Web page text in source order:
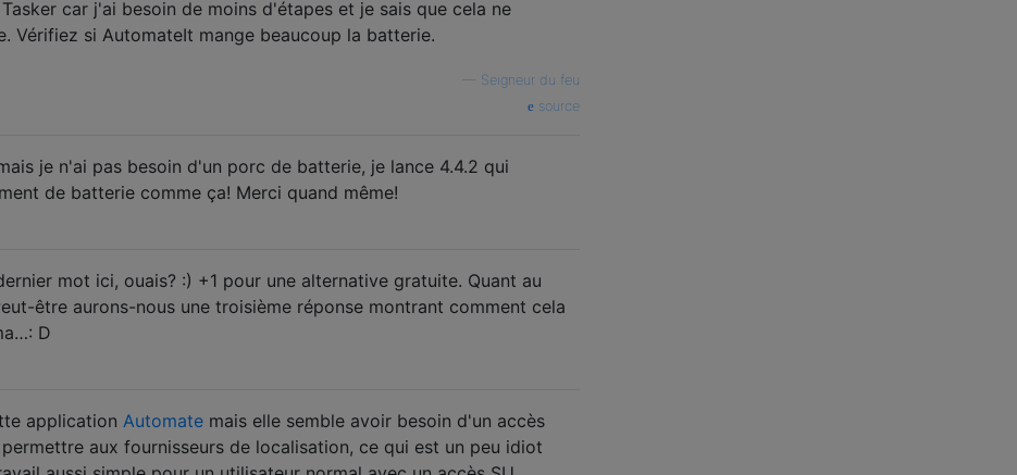
car j'ai besoin de moins d'étapes et je sais que cela ne
Vérifiez si AutomateIt mange beaucoup la batterie.
Seigneur du feu
source
je n'ai pas besoin d'un porc de batterie, je lance 4.4.2 qui
de batterie comme ça! Merci quand même!
mot ici, ouais? :) +1 pour une alternative gratuite. Quant au
être aurons-nous une troisième réponse montrant comment cela
D
application Automate mais elle semble avoir besoin d'un accès
aux fournisseurs de localisation, ce qui est un peu idiot